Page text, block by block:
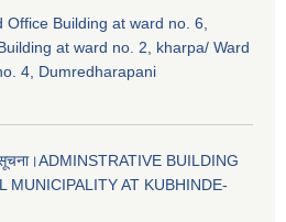
Office Building at ward no. 6,
at ward no. 2, kharpa/ Ward
4, Dumredharapani
BUILDING
MUNICIPALITY AT KUBHINDE-